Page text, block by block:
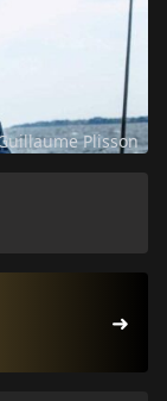
Plisson